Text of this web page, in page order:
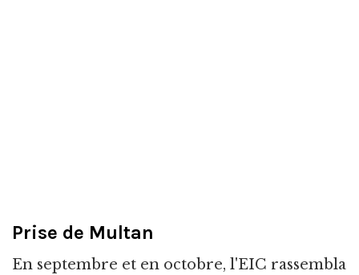
Prise de Multan
En septembre et en octobre, l'EIC rassembla